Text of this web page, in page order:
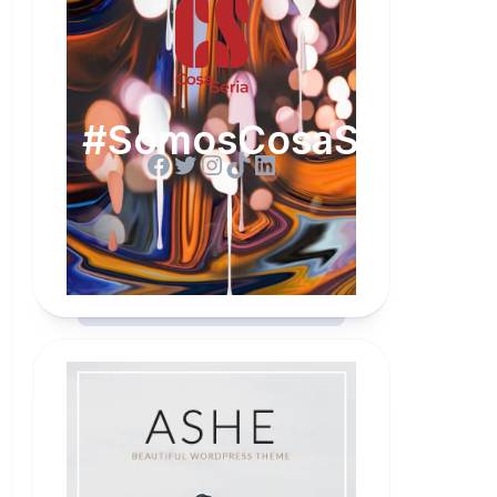
#SomosCosaSeria
Facebook
Twitter
Instagram
TikTok
LinkedIn